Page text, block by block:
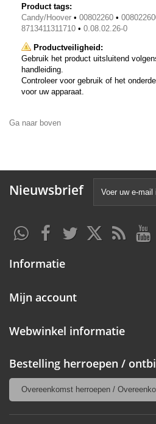
Product tags:
Candy/Hoover • 00802260 •
8713411311710 • 0.08.02.26-0
Productveiligheid:
Gebruik het product uitsluitend
handleiding.
Controleer voor gebruik of het
voor uw apparaat.
Ga naar boven
Nieuwsbrief
Informatie
Mijn account
Webwinkel informatie
Bestelling herroepen /
Overeenkomst herroepen /